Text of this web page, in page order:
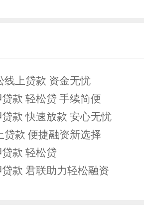
线上贷款 资金无忧
款 轻松贷 手续简便
款 快速放款 安心无忧
贷款 便捷融资新选择
款 轻松贷
款 君联助力轻松融资